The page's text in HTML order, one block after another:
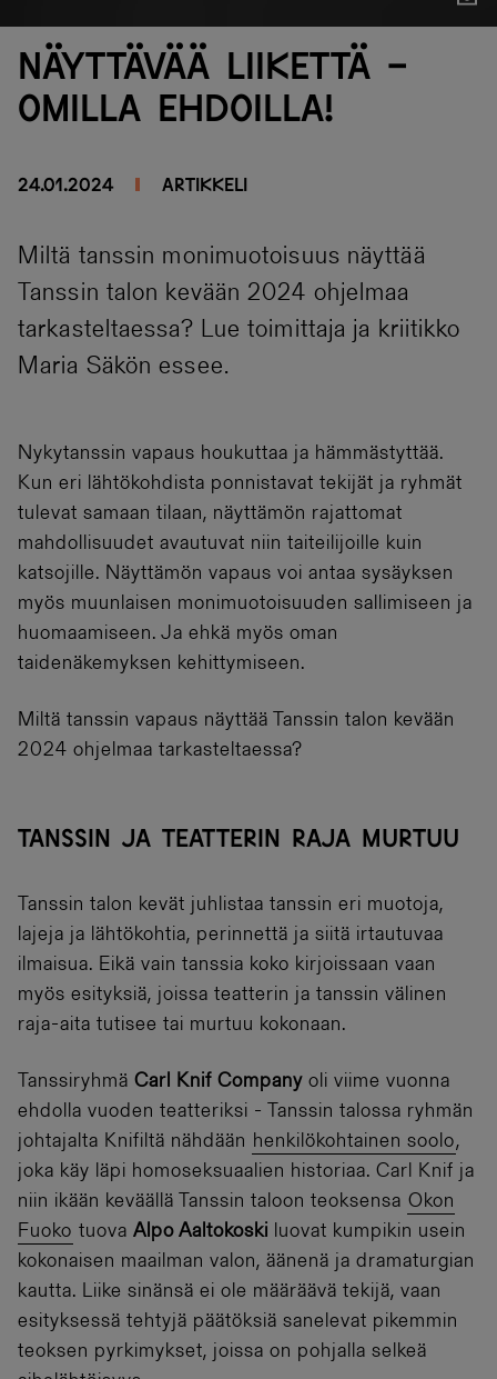
Näyttävää liikettä -
omilla ehdoilla!
24.01.2024 Artikkeli
Miltä tanssin monimuotoisuus näyttää
Tanssin talon kevään 2024 ohjelmaa
tarkasteltaessa? Lue toimittaja ja kriitikko
Maria Säkön essee.
Nykytanssin vapaus houkuttaa ja hämmästyttää.
Kun eri lähtökohdista ponnistavat tekijät ja ryhmät
tulevat samaan tilaan, näyttämön rajattomat
mahdollisuudet avautuvat niin taiteilijoille kuin
katsojille. Näyttämön vapaus voi antaa sysäyksen
myös muunlaisen monimuotoisuuden sallimiseen ja
huomaamiseen. Ja ehkä myös oman
taidenäkemyksen kehittymiseen.
Miltä tanssin vapaus näyttää Tanssin talon kevään
2024 ohjelmaa tarkasteltaessa?
TANSSIN JA TEATTERIN RAJA MURTUU
Tanssin talon kevät juhlistaa tanssin eri muotoja,
lajeja ja lähtökohtia, perinnettä ja siitä irtautuvaa
ilmaisua. Eikä vain tanssia koko kirjoissaan vaan
myös esityksiä, joissa teatterin ja tanssin välinen
raja-aita tutisee tai murtuu kokonaan.
Tanssiryhmä Carl Knif Company oli viime vuonna
ehdolla vuoden teatteriksi - Tanssin talossa ryhmän
johtajalta Knifiltä nähdään henkilökohtainen soolo,
joka käy läpi homoseksuaalien historiaa. Carl Knif ja
niin ikään keväällä Tanssin taloon teoksensa Okon
Fuoko tuova Alpo Aaltokoski luovat kumpikin usein
kokonaisen maailman valon, äänenä ja dramaturgian
kautta. Liike sinänsä ei ole määräävä tekijä, vaan
esityksessä tehtyjä päätöksiä sanelevat pikemmin
teoksen pyrkimykset, joissa on pohjalla selkeä